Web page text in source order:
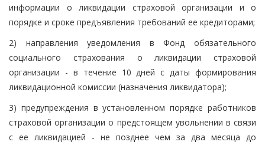
информации о ликвидации страховой организации и о
порядке и сроке предъявления требований ее кредиторами;
2) направления уведомления в Фонд обязательного
социального страхования о ликвидации страховой
организации - в течение 10 дней с даты формирования
ликвидационной комиссии (назначения ликвидатора);
3) предупреждения в установленном порядке работников
страховой организации о предстоящем увольнении в связи
с ее ликвидацией - не позднее чем за два месяца до